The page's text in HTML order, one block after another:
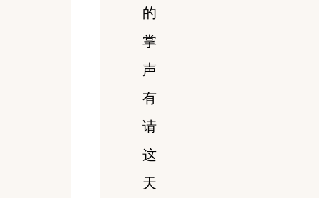
的
掌
声
有
请
这
天